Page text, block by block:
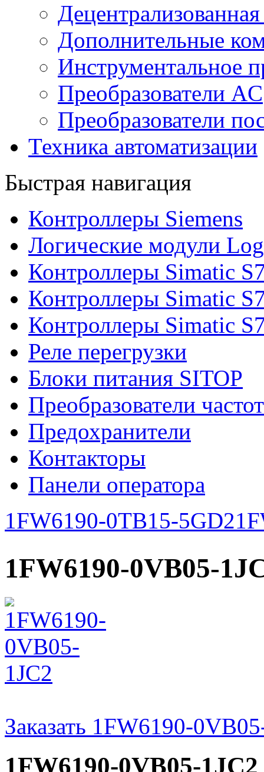
Дополнительные
Инструментальное
Преобразователи AC
Преобразователи
Техника автоматизации
Быстрая навигация
Контроллеры Siemens
Логические модули
Контроллеры Simatic
Контроллеры Simatic
Контроллеры Simatic
Реле перегрузки
Блоки питания SITOP
Преобразователи
Предохранители
Контакторы
Панели оператора
1FW6190-0TB15-5GD2
1FW6190-0VB05-
Заказать 1FW6190-
1FW6190-0VB05-